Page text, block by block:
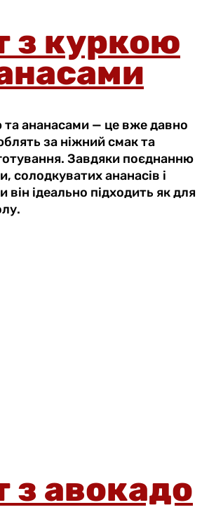
з куркою
та ананасами — це вже давно
за ніжний смак та
Завдяки поєднанню
солодкуватих ананасів і
він ідеально підходить як для
з авокадо